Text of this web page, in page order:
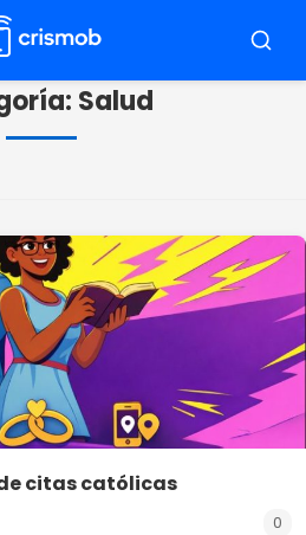
Salud
citas católicas
0